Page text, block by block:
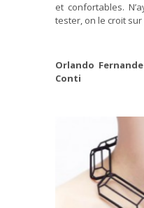
et confortables.
tester, on le croit sur
Orlando
Conti